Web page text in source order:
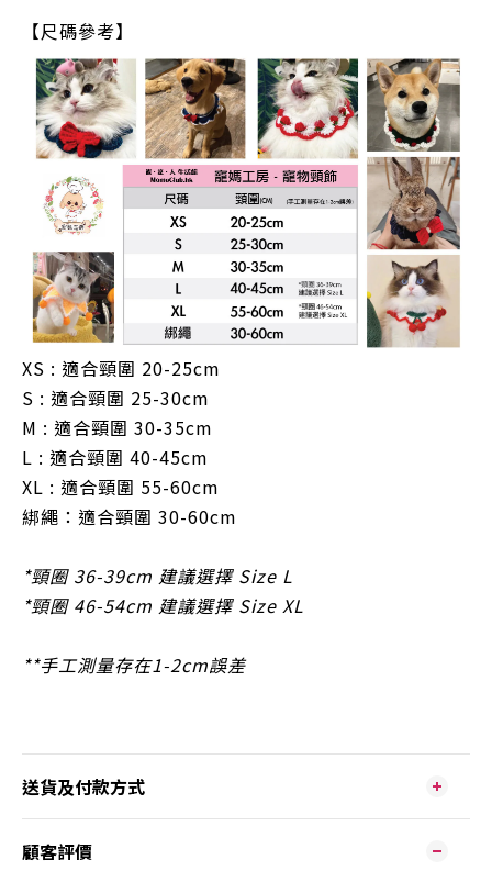
【尺碼參考】
XS : 適合頸圍 20-25cm
S : 適合頸圍 25-30cm
M : 適合頸圍 30-35cm
L : 適合頸圍 40-45cm
XL : 適合頸圍 55-60cm
綁繩： 適合頸圍 30-60cm
*頸圈 36-39cm 建議選擇 Size L
*頸圈 46-54cm 建議選擇 Size XL
**手工測量存在1-2cm誤差
送貨及付款方式
顧客評價